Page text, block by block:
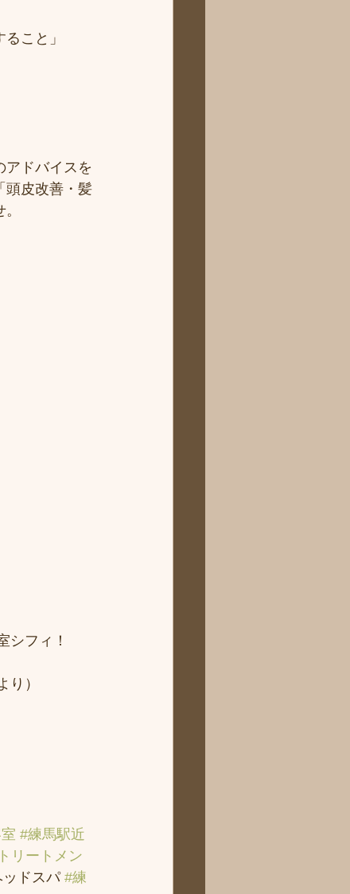
こと」
アドバイスを
頭皮改善・髪
シフィ！
り）
#練馬駅近
リートメン
ッドスパ #練